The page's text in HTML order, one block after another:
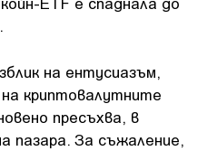
на ентусиазъм,
криптовалутните
пресъхва, в
пазара. За съжаление,